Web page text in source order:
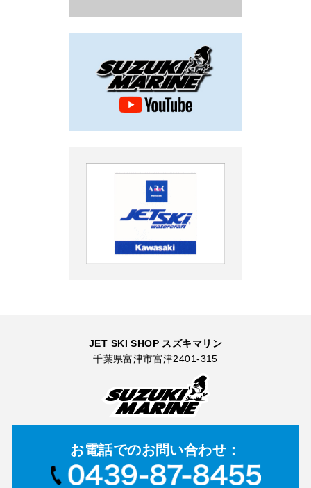
JET SKI SHOP スズキマリン
千葉県富津市富津2401-315
お電話でのお問い合わせ：